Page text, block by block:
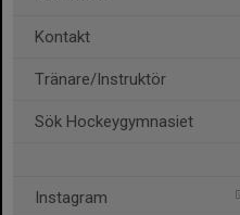
Kontakt
Tränare/Instruktör
Sök Hockeygymnasiet
Instagram